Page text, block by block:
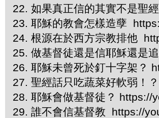
22. 如果真正信的其實不是聖
23. 耶穌的教會怎樣造孽
24. 根源在於西方宗教排他
25. 做基督徒還是信耶穌還是
26. 耶穌未曾死於釘十字架？
27. 聖經話只吃蔬菜好軟弱！
28. 耶穌會做基督徒？
29. 誰不會信基督教 https://